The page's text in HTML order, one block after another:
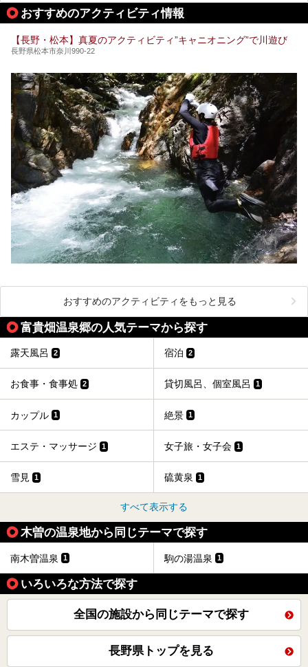
極上のお湯に浸り上質なお料理に舌鼓、特別な日に泊まりた
い湯田中温泉「松籟荘」を、実際に宿泊した目線で紹介しま
おすすめのアクティビティ情報
【長野・松本】真夏のアクティビティ”キャニオニング”で川遊び
長野県松本市奈川990-22
おすすめのアクティビティをもっと見る
富貴畑温泉郷の人気テーマから探す
露天風呂 2 宿泊 2
お食事・食事処 2 貸切風呂、個室風呂 1
カップル 1 絶景 1
エステ・マッサージ 1 女子旅・女子会 1
雪見 1 硫黄泉 1
すべて表示する
木曽の温泉地から同じテーマで探す
南木曽温泉 1 駒の湯温泉 1
いろいろな方法で探す
全国の施設から同じテーマで探す
長野県トップを見る